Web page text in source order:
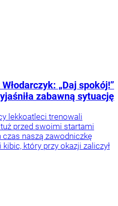
„Daj spokój!”
zabawną sytuację
lekkoatleci trenowali
przed swoimi startami
czas naszą zawodniczkę
który przy okazji zaliczył